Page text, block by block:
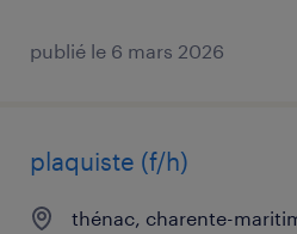
publié le 6 mars 2026
plaquiste (f/h)
thénac, charente-